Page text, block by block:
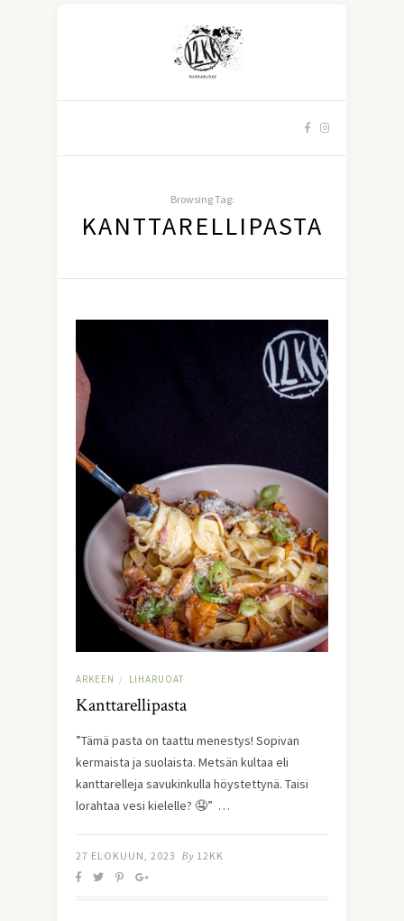
Browsing Tag:
KANTTARELLIPASTA
ARKEEN / LIHARUOAT
Kanttarellipasta
”Tämä pasta on taattu menestys! Sopivan
kermaista ja suolaista. Metsän kultaa eli
kanttarelleja savukinkulla höystettynä. Taisi
lorahtaa vesi kielelle? 🤤” …
27 ELOKUUN, 2023 By 12KK